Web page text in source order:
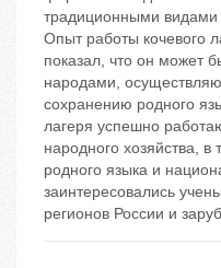
традиционными видами
Опыт работы кочевого
показал, что он может
народами,
сохранению родного
лагеря успешно
народного хозяйства, в
родного языка и
заинтересовались
регионов России и